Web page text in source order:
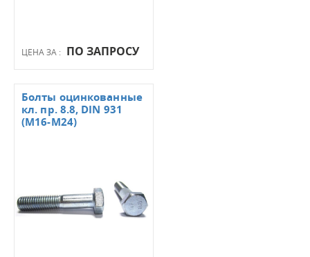
ЦЕНА ЗА : ПО ЗАПРОСУ
Болты оцинкованные
кл. пр. 8.8, DIN 931
(М16-М24)